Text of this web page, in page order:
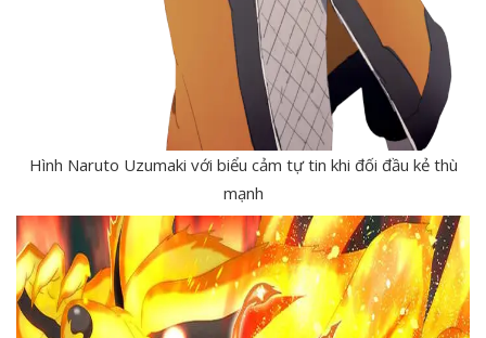
Hình Naruto Uzumaki với biểu cảm tự tin khi đối đầu kẻ thù
mạnh